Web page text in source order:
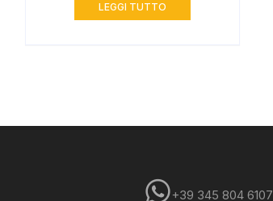
LEGGI TUTTO
+39 345 804 6107